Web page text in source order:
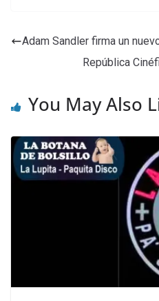
Adam Sandler firma un
República
You May Also